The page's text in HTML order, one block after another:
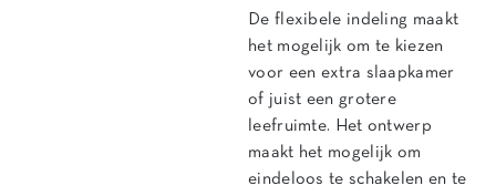
De flexibele indeling maakt
het mogelijk om te kiezen
voor een extra slaapkamer
of juist een grotere
leefruimte. Het ontwerp
maakt het mogelijk om
eindeloos te schakelen en te